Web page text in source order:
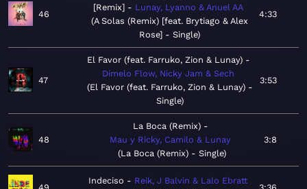
46
[Remix]
Lunay, Lyanno & Anuel AA
A Solas (Remix) [feat. Brytiago & Alex
Rose] - Single
4:33
47
El Favor (feat. Farruko, Zion & Lunay)
Dímelo Flow, Nicky Jam & Sech
El Favor (feat. Farruko, Zion & Lunay) -
Single
3:53
48
La Boca (Remix)
Mau y Ricky, Camilo & Lunay
La Boca (Remix) - Single
3:8
Indeciso
Reik, J Balvin & Lalo Ebratt